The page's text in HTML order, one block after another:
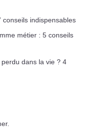
indispensables
métier : 5 conseils
dans la vie ? 4